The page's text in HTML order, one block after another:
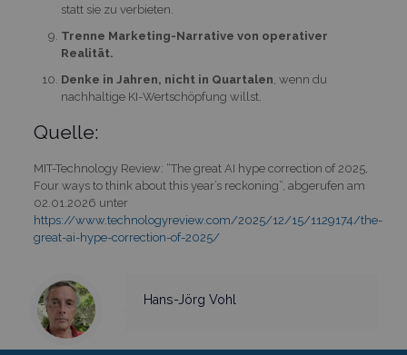
statt sie zu verbieten.
Trenne Marketing-Narrative von operativer
Realität.
Denke in Jahren, nicht in Quartalen , wenn du
nachhaltige KI-Wertschöpfung willst.
Quelle:
MIT-Technology Review: “The great AI hype correction of 2025,
Four ways to think about this year’s reckoning”, abgerufen am
02.01.2026 unter
https://www.technologyreview.com/2025/12/15/1129174/the-
great-ai-hype-correction-of-2025/
Hans-Jörg Vohl